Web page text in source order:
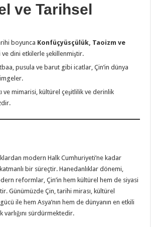
ve Tarihsel
boyunca Konfüçyüsçülük, Taoizm ve
dini etkilerle şekillenmiştir.
pusula ve barut gibi icatlar, Çin’in dünya
ve mimarisi, kültürel çeşitlilik ve derinlik
modern Halk Cumhuriyeti’ne kadar
bir süreçtir. Hanedanlıklar dönemi,
reformlar, Çin’in hem kültürel hem de siyasi
Günümüzde Çin, tarihi mirası, kültürel
ile hem Asya’nın hem de dünyanın en etkili
sürdürmektedir.